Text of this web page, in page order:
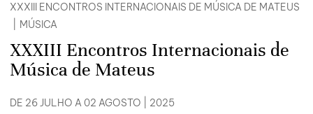
XXXIII ENCONTROS INTERNACIONAIS DE MÚSICA DE MATEUS
MÚSICA
XXXIII Encontros Internacionais de
Música de Mateus
DE 26 JULHO A 02 AGOSTO | 2025